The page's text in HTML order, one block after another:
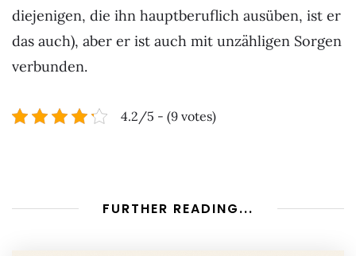
diejenigen, die ihn hauptberuflich ausüben, ist er
das auch), aber er ist auch mit unzähligen Sorgen
verbunden.
4.2/5 - (9 votes)
FURTHER READING...